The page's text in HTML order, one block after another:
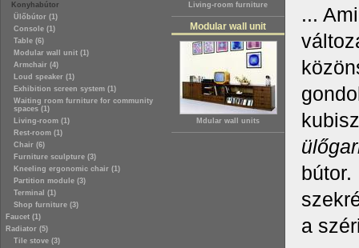
Konyhabútor
Ülőbútor (1)
Console (1)
Table (6)
Modular wall unit (1)
Armchair (4)
Loud speaker (1)
Exhibition screen system (1)
Waiting room furniture for community
spaces (1)
Living-room (1)
Rest-room (1)
Chair (6)
Furniture sculpture (3)
Kneeling ergonomic chair (1)
Partition module (3)
Terminal (1)
Shop furniture (3)
Faucet (1)
Radiator (5)
Tile stove (3)
Living-room furniture
Modular wall unit
Mdular wall units
...
bútor.
a